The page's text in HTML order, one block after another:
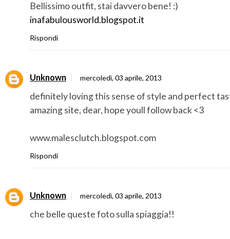
Bellissimo outfit, stai davvero bene! :)
inafabulousworld.blogspot.it
Rispondi
Unknown mercoledì, 03 aprile, 2013
definitely loving this sense of style and perfect
amazing site, dear, hope youll follow back <3
www.malesclutch.blogspot.com
Rispondi
Unknown mercoledì, 03 aprile, 2013
che belle queste foto sulla spiaggia!!